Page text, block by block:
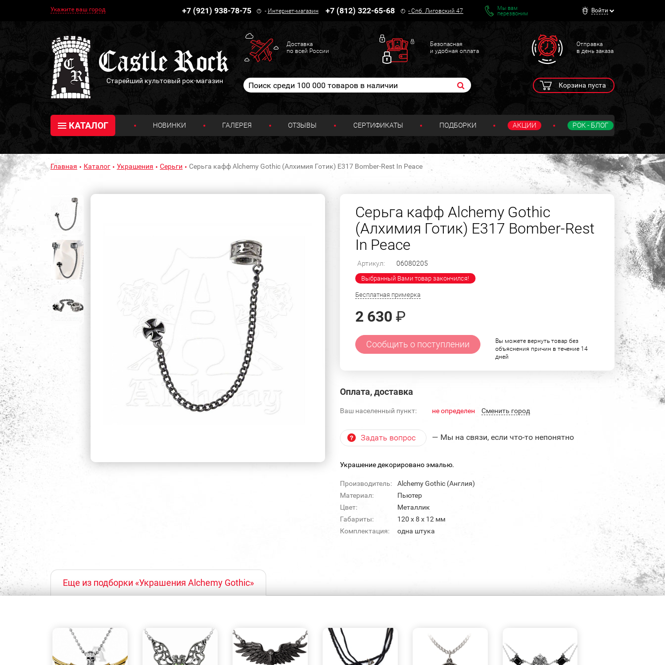
Укажите ваш город +7 (921) 938-78-75 - Интернет-магазин +7 (812) 322-65-68 -Спб. Лиговский 47
Мы вам
перезвоним
Войти
Старейший культовый рок-магазин
Доставка
по всей России
Безопасная
и удобная оплата
Отправка
в день заказа
Корзина пуста
КАТАЛОГ НОВИНКИ ГАЛЕРЕЯ ОТЗЫВЫ СЕРТИФИКАТЫ ПОДБОРКИ АКЦИИ РОК - БЛОГ
Главная Каталог Украшения Серьги Серьга кафф Alchemy Gothic (Алхимия Готик) E317 Bomber-Rest In Peace
Серьга кафф Alchemy Gothic
(Алхимия Готик) E317 Bomber-Rest
In Peace
Артикул: 06080205
Выбранный Вами товар закончился!
Бесплатная примерка
2 630 ₽
Сообщить о поступлении
Вы можете вернуть товар без
объяснения причин в течение 14
дней
Оплата, доставка
Ваш населенный пункт: не определен Cменить город
Задать вопрос — Мы на связи, если что-то непонятно
Украшение декорировано эмалью.
Производитель:
Alchemy Gothic (Англия)
Материал:
Пьютер
Цвет:
Металлик
Габариты:
120 х 8 х 12 мм
Комплектация:
одна штука
Еще из подборки «Украшения Alchemy Gothic»